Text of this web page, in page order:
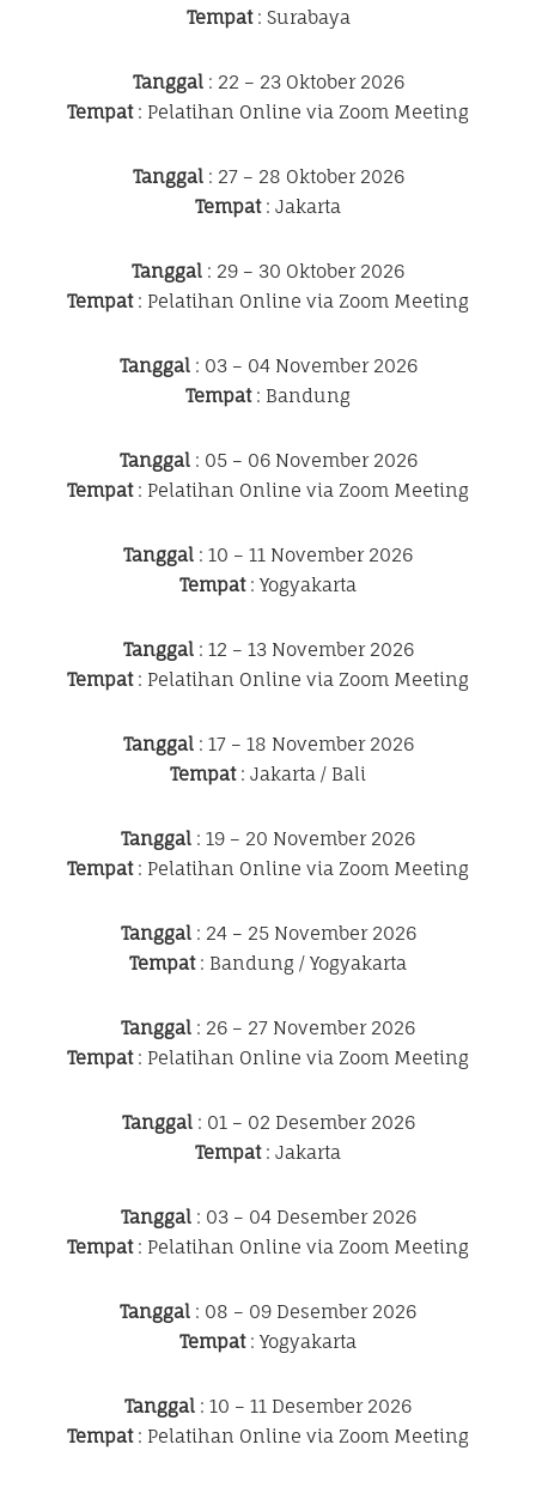
Tempat: Surabaya
Tanggal: 22 – 23 Oktober 2026
Tempat: Pelatihan Online via Zoom Meeting
Tanggal: 27 – 28 Oktober 2026
Tempat: Jakarta
Tanggal : 29 – 30 Oktober 2026
Tempat: Pelatihan Online via Zoom Meeting
Tanggal: 03 – 04 November 2026
Tempat: Bandung
Tanggal: 05 – 06 November 2026
Tempat: Pelatihan Online via Zoom Meeting
Tanggal : 10 – 11 November 2026
Tempat: Yogyakarta
Tanggal: 12 – 13 November 2026
Tempat: Pelatihan Online via Zoom Meeting
Tanggal: 17 – 18 November 2026
Tempat: Jakarta / Bali
Tanggal : 19 – 20 November 2026
Tempat: Pelatihan Online via Zoom Meeting
Tanggal: 24 – 25 November 2026
Tempat: Bandung / Yogyakarta
Tanggal : 26 – 27 November 2026
Tempat: Pelatihan Online via Zoom Meeting
Tanggal: 01 – 02 Desember 2026
Tempat: Jakarta
Tanggal: 03 – 04 Desember 2026
Tempat: Pelatihan Online via Zoom Meeting
Tanggal : 08 – 09 Desember 2026
Tempat: Yogyakarta
Tanggal : 10 – 11 Desember 2026
Tempat: Pelatihan Online via Zoom Meeting